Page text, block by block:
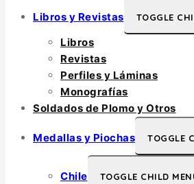
Libros y Revistas TOGGLE
Libros
Revistas
Perfiles y Láminas
Monografías
Soldados de Plomo y Otros
Medallas y Piochas TOGGLE
Chile TOGGLE CHILD